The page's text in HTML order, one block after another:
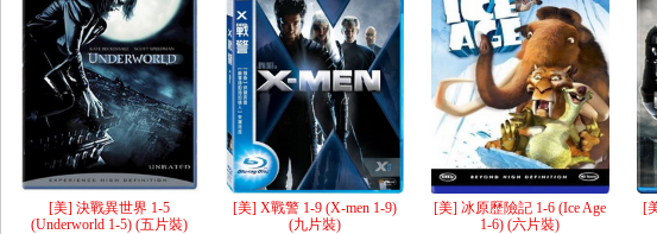
[美] 決戰異世界 1-5
(Underworld 1-5) (五片裝)
[美] X戰警 1-9 (X-men 1-9)
(九片裝)
[美] 冰原歷險記 1-6 (Ice Age
1-6) (六片裝)
[